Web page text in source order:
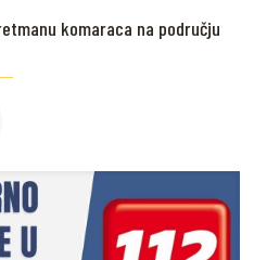
komaraca na području